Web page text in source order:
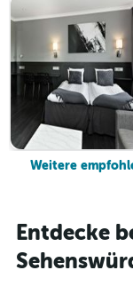
Weitere
Entdecke